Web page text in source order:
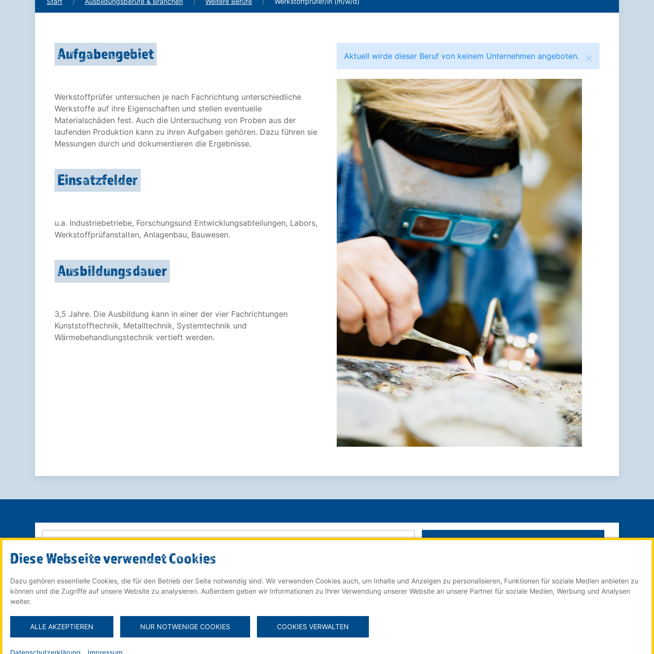
Aufgabengebiet
Werkstoffprüfer untersuchen je nach Fachrichtung unterschiedliche
Werkstoffe auf ihre Eigenschaften und stellen eventuelle
Materialschäden fest. Auch die Untersuchung von Proben aus der
laufenden Produktion kann zu ihren Aufgaben gehören. Dazu führen sie
Messungen durch und dokumentieren die Ergebnisse.
Einsatzfelder
u.a. Industriebetriebe, Forschungsund Entwicklungsabteilungen, Labors,
Werkstoffprüfanstalten, Anlagenbau, Bauwesen.
Ausbildungsdauer
3,5 Jahre. Die Ausbildung kann in einer der vier Fachrichtungen
Kunststofftechnik, Metalltechnik, Systemtechnik und
Wärmebehandlungstechnik vertieft werden.
Aktuell wirde dieser Beruf von keinem Unternehmen angeboten.
© 2022 Röser MEDIA GmbH & Co. KG - ein Unternehmen
Der Stellenmarkt für Auszubildende online auf:
Impressum
Diese Webseite verwendet Cookies
Dazu gehören essentielle Cookies, die für den Betrieb der Seite notwendig sind. Wir verwenden Cookies auch, um Inhalte und Anzeigen zu personalisieren, Funktionen für soziale Medien anbieten zu
können und die Zugriffe auf unsere Website zu analysieren. Außerdem geben wir Informationen zu Ihrer Verwendung unserer Website an unsere Partner für soziale Medien, Werbung und Analysen
weiter.
ALLE AKZEPTIEREN NUR NOTWENIGE COOKIES COOKIES VERWALTEN
Datenschutzerklärung Impressum